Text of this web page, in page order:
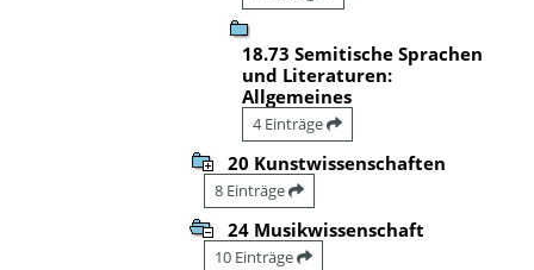
18.73 Semitische Sprachen
und Literaturen:
Allgemeines
4 Einträge
20 Kunstwissenschaften
8 Einträge
24 Musikwissenschaft
10 Einträge